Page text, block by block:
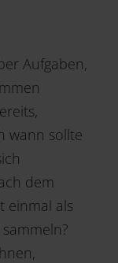
Aufgaben,
wann sollte
dem
einmal als